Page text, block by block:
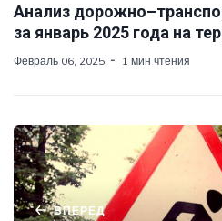
Анализ
за январь 2025 года на
Февраль 06, 2025 1 мин чтения
ВПЕРЕД